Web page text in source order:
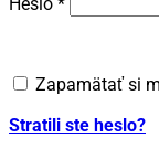
Zapamätať si
Stratili ste heslo?